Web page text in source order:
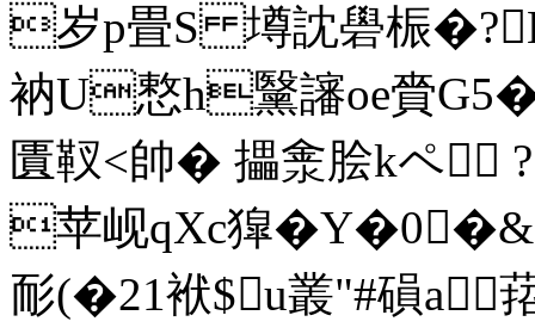
岁p畳S 墫訦礐桭
衲U慗h黳讅oe賫
匱靫 <帥� 攂淾脍kペ
苹岘qXc獔
耏(�21袱$u叢"#磒